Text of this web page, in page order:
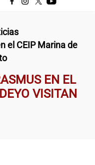
el CEIP Marina de
EN EL
VISITAN